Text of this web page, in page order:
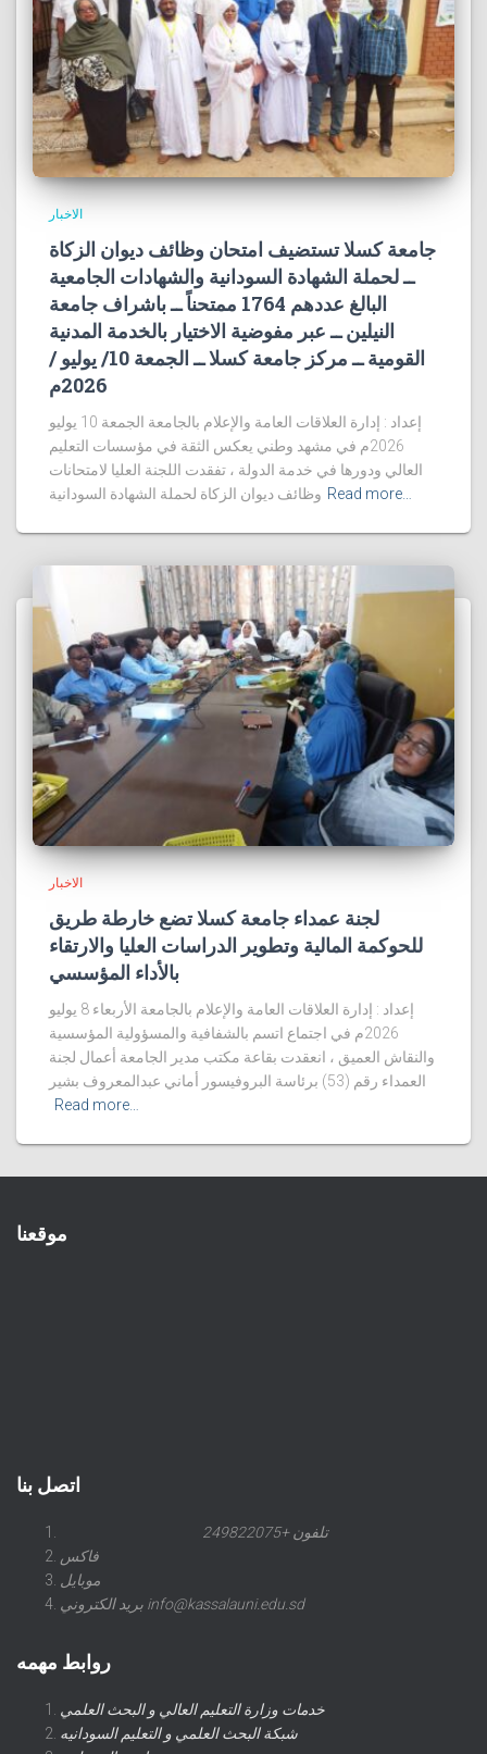
الاخبار
جامعة كسلا تستضيف امتحان وظائف ديوان الزكاة
ــ لحملة الشهادة السودانية والشهادات الجامعية
البالغ عددهم 1764 ممتحناً ــ باشراف جامعة
النيلين ــ عبر مفوضية الاختيار بالخدمة المدنية
القومية ــ مركز جامعة كسلا ــ الجمعة 10/ يوليو /
2026م
إعداد : إدارة العلاقات العامة والإعلام بالجامعة الجمعة 10 يوليو
2026م في مشهد وطني يعكس الثقة في مؤسسات التعليم
العالي ودورها في خدمة الدولة ، تفقدت اللجنة العليا لامتحانات
وظائف ديوان الزكاة لحملة الشهادة السودانية Read more…
الاخبار
لجنة عمداء جامعة كسلا تضع خارطة طريق
للحوكمة المالية وتطوير الدراسات العليا والارتقاء
بالأداء المؤسسي
إعداد : إدارة العلاقات العامة والإعلام بالجامعة الأربعاء 8 يوليو
2026م في اجتماع اتسم بالشفافية والمسؤولية المؤسسية
والنقاش العميق ، انعقدت بقاعة مكتب مدير الجامعة أعمال لجنة
العمداء رقم (53) برئاسة البروفيسور أماني عبدالمعروف بشير
Read more…
موقعنا
اتصل بنا
تلفون +249822075
فاكس
موبايل
بريد الكتروني info@kassalauni.edu.sd
روابط مهمه
خدمات وزارة التعليم العالي و البحث العلمي
شبكة البحث العلمي و التعليم السودانيه